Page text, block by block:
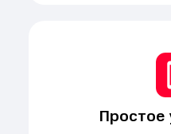
Простое